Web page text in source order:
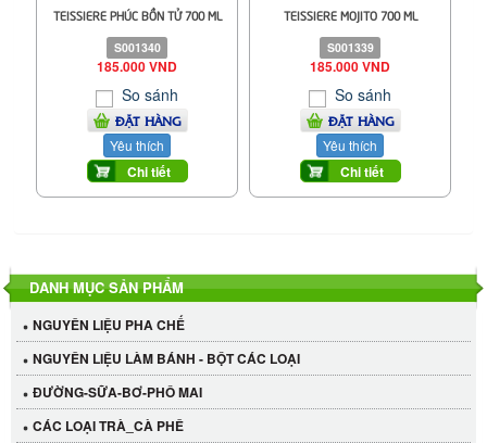
TEISSIERE PHÚC BỒN TỬ 700 ML
S001340
185.000 VND
So sánh
ĐẶT HÀNG
Yêu thích
Chi tiết
TEISSIERE MOJITO 700 ML
S001339
185.000 VND
So sánh
ĐẶT HÀNG
Yêu thích
Chi tiết
DANH MỤC SẢN PHẨM
NGUYÊN LIỆU PHA CHẾ
NGUYÊN LIỆU LÀM BÁNH - BỘT CÁC LOẠI
ĐƯỜNG-SỮA-BƠ-PHÔ MAI
CÁC LOẠI TRÀ_CÀ PHÊ
40.000 VND
LỐC 12 HỦ Tương xí muội LKK 260g